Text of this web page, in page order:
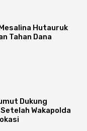
Hutauruk
Tahan Dana
Dukung
Wakapolda